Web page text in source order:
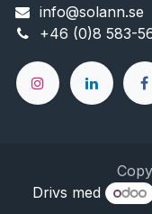
info@solann.se​​​​​​
+46 (0)8 583-
Drivs med